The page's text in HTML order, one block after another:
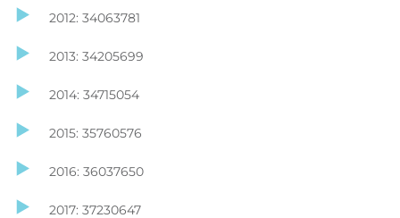
2012: 34063781
2013: 34205699
2014: 34715054
2015: 35760576
2016: 36037650
2017: 37230647